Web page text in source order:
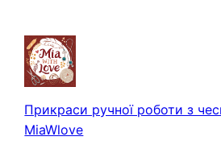
вмісту
Прикраси ручної роботи з
MiaWlove